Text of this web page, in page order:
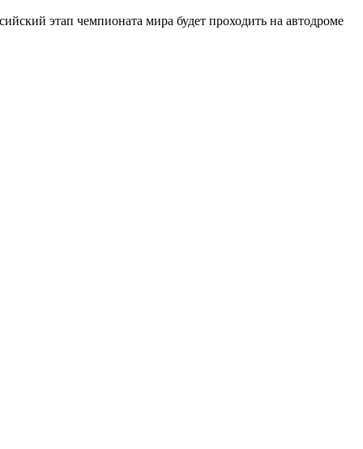
этап чемпионата мира будет проходить на автодроме